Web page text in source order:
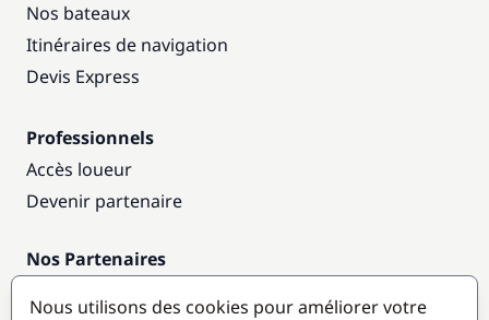
Nos bateaux
Itinéraires de navigation
Devis Express
Professionnels
Accès loueur
Devenir partenaire
Nos Partenaires
Nous utilisons des cookies pour améliorer votre